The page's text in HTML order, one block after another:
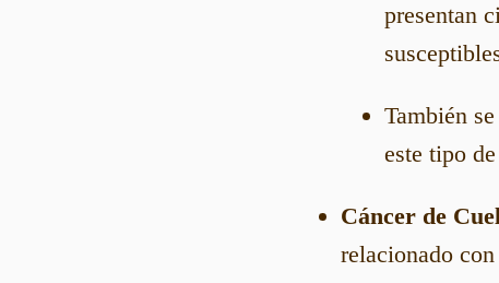
presentan
También
este tipo
Cáncer de
relacionado